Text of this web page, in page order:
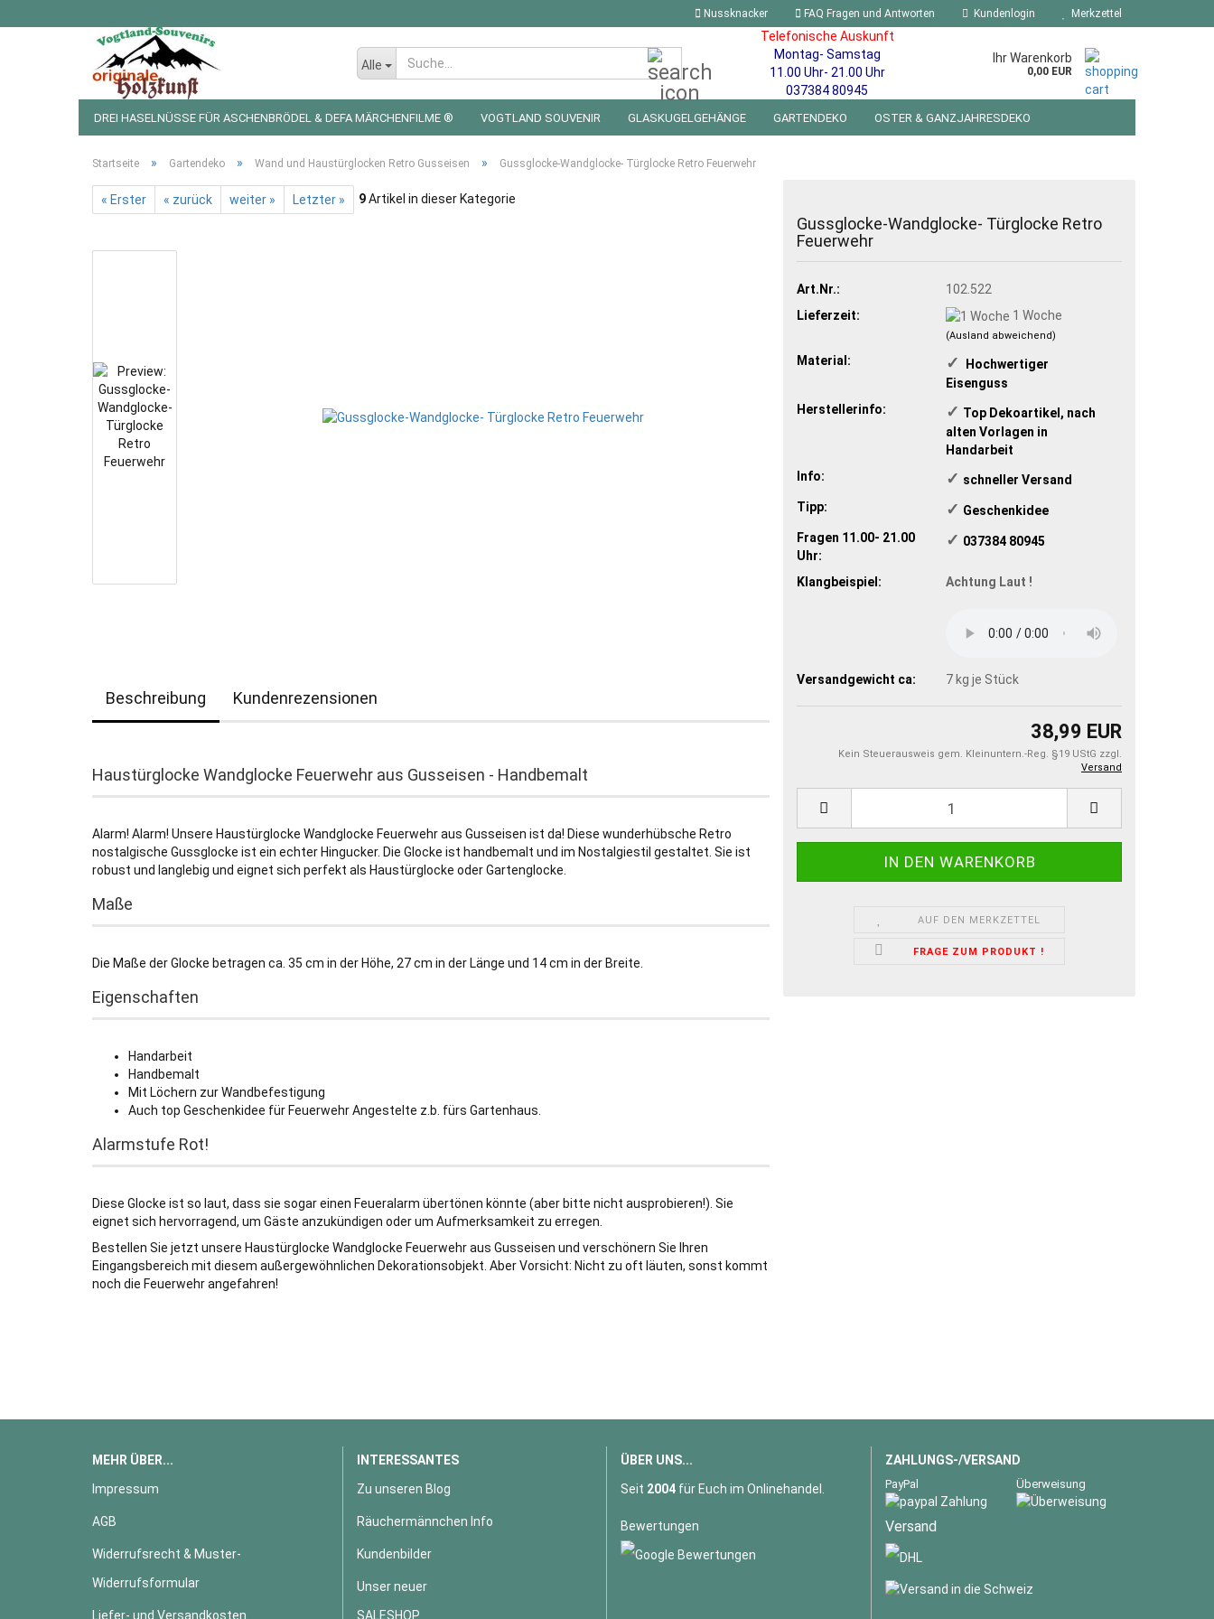
Nussknacker FAQ Fragen und Antworten Kundenlogin Merkzettel
Alle
Telefonische Auskunft
Montag- Samstag
11.00 Uhr- 21.00 Uhr
037384 80945
Ihr Warenkorb
0,00 EUR
DREI HASELNÜSSE FÜR ASCHENBRÖDEL & DEFA MÄRCHENFILME ® VOGTLAND SOUVENIR GLASKUGELGEHÄNGE GARTENDEKO OSTER & GANZJAHRESDEKO
Startseite » Gartendeko » Wand und Haustürglocken Retro Gusseisen » Gussglocke-Wandglocke- Türglocke Retro Feuerwehr
« Erster « zurück weiter » Letzter » 9Artikel in dieser Kategorie
Gussglocke-Wandglocke- Türglocke Retro
Feuerwehr
Art.Nr.:
102.522
Lieferzeit:
1 Woche
(Ausland abweichend)
Material: ✓
​ Hochwertiger
Eisenguss
Herstellerinfo:
✓ ​Top Dekoartikel, nach
alten Vorlagen in
Handarbeit
Info:
✓ ​schneller Versand
Tipp:
✓ ​Geschenkidee
Fragen 11.00- 21.00
Uhr:
✓ ​ 037384 80945
Klangbeispiel: Achtung Laut !
Versandgewicht ca: 7 kg je Stück
38,99 EUR
Kein Steuerausweis gem. Kleinuntern.-Reg. §19 UStG zzgl.
Versand
AUF DEN MERKZETTEL
FRAGE ZUM PRODUKT !
Beschreibung Kundenrezensionen
Haustürglocke Wandglocke Feuerwehr aus Gusseisen - Handbemalt
Alarm! Alarm! Unsere Haustürglocke Wandglocke Feuerwehr aus Gusseisen ist da! Diese wunderhübsche Retro
nostalgische Gussglocke ist ein echter Hingucker. Die Glocke ist handbemalt und im Nostalgiestil gestaltet. Sie ist
robust und langlebig und eignet sich perfekt als Haustürglocke oder Gartenglocke.
Maße
Die Maße der Glocke betragen ca. 35 cm in der Höhe, 27 cm in der Länge und 14 cm in der Breite.
Eigenschaften
Handarbeit
Handbemalt
Mit Löchern zur Wandbefestigung
Auch top Geschenkidee für Feuerwehr Angestelte z.b. fürs Gartenhaus.
Alarmstufe Rot!
Diese Glocke ist so laut, dass sie sogar einen Feueralarm übertönen könnte (aber bitte nicht ausprobieren!). Sie
eignet sich hervorragend, um Gäste anzukündigen oder um Aufmerksamkeit zu erregen.
Bestellen Sie jetzt unsere Haustürglocke Wandglocke Feuerwehr aus Gusseisen und verschönern Sie Ihren
Eingangsbereich mit diesem außergewöhnlichen Dekorationsobjekt. Aber Vorsicht: Nicht zu oft läuten, sonst kommt
noch die Feuerwehr angefahren!
MEHR ÜBER...
Impressum
AGB
Widerrufsrecht & Muster-
Widerrufsformular
Liefer- und Versandkosten
INTERESSANTES
Zu unseren Blog
Räuchermännchen Info
Kundenbilder
Unser neuer
SALESHOP
ÜBER UNS...
Seit 2004 für Euch im Onlinehandel.
Bewertungen
ZAHLUNGS-/VERSAND
PayPal Überweisung
Versand